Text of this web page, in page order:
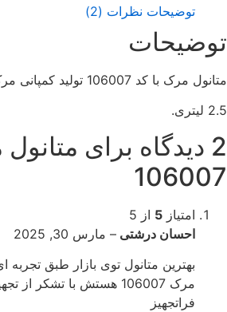
امتیاز
0
5
توضیحات نظرات (2)
مرک با کد 106007 تولید کمپانی مرک آلمان
امتیاز از 5
احسان درشتی – مارس 30, 2025
بهترین متانول توی بازار طبق تجربه
مرک 106007 هستش با تشکر از
فراتجهیز